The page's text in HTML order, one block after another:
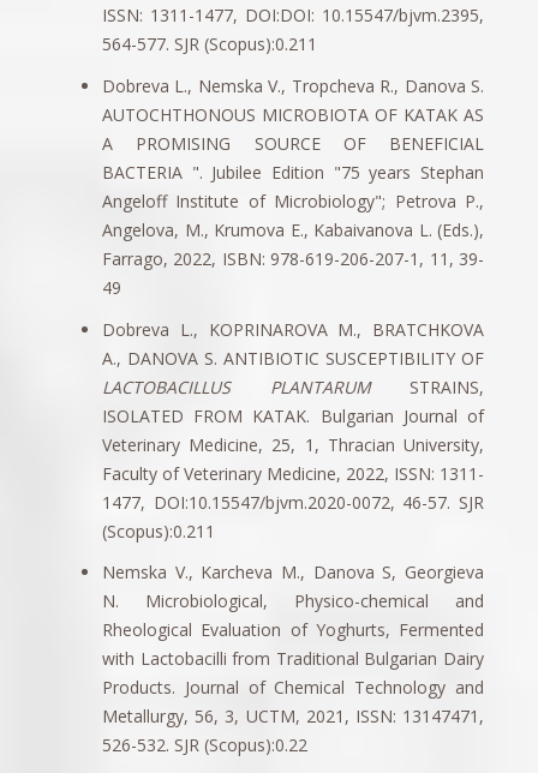
ISSN: 1311-1477, DOI:DOI: 10.15547/bjvm.2395,
564-577. SJR (Scopus):0.211
Dobreva L., Nemska V., Tropcheva R., Danova S.
AUTOCHTHONOUS MICROBIOTA OF KATAK AS
A PROMISING SOURCE OF BENEFICIAL
BACTERIA ". Jubilee Edition "75 years Stephan
Angeloff Institute of Microbiology"; Petrova P.,
Angelova, M., Krumova E., Kabaivanova L. (Eds.),
Farrago, 2022, ISBN: 978-619-206-207-1, 11, 39-
49
Dobreva L., KOPRINAROVA M., BRATCHKOVA
A., DANOVA S. ANTIBIOTIC SUSCEPTIBILITY OF
LACTOBACILLUS PLANTARUMSTRAINS,
ISOLATED FROM KATAK. Bulgarian Journal of
Veterinary Medicine, 25, 1, Thracian University,
Faculty of Veterinary Medicine, 2022, ISSN: 1311-
1477, DOI:10.15547/bjvm.2020-0072, 46-57. SJR
(Scopus):0.211
Nemska V., Karcheva M., Danova S, Georgieva
N. Microbiological, Physico-chemical and
Rheological Evaluation of Yoghurts, Fermented
with Lactobacilli from Traditional Bulgarian Dairy
Products. Journal of Chemical Technology and
Metallurgy, 56, 3, UCTM, 2021, ISSN: 13147471,
526-532. SJR (Scopus):0.22